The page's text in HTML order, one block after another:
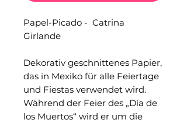
Papel-Picado - Catrina
Girlande
Dekorativ geschnittenes Papier,
das in Mexiko für alle Feiertage
und Fiestas verwendet wird.
Während der Feier des „Día de
los Muertos“ wird er um die